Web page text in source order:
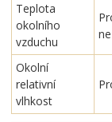
Teplota
okolního
vzduchu
Okolní
relativní
vlhkost